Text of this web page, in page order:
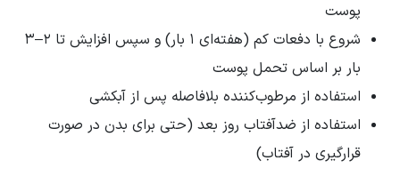
پوست
شروع با دفعات کم (هفته‌ای ۱ بار) و سپس افزایش تا ۲–۳
بار بر اساس تحمل پوست
استفاده از مرطوب‌کننده بلافاصله پس از آبکشی
استفاده از ضدآفتاب روز بعد (حتی برای بدن در صورت
قرارگیری در آفتاب)